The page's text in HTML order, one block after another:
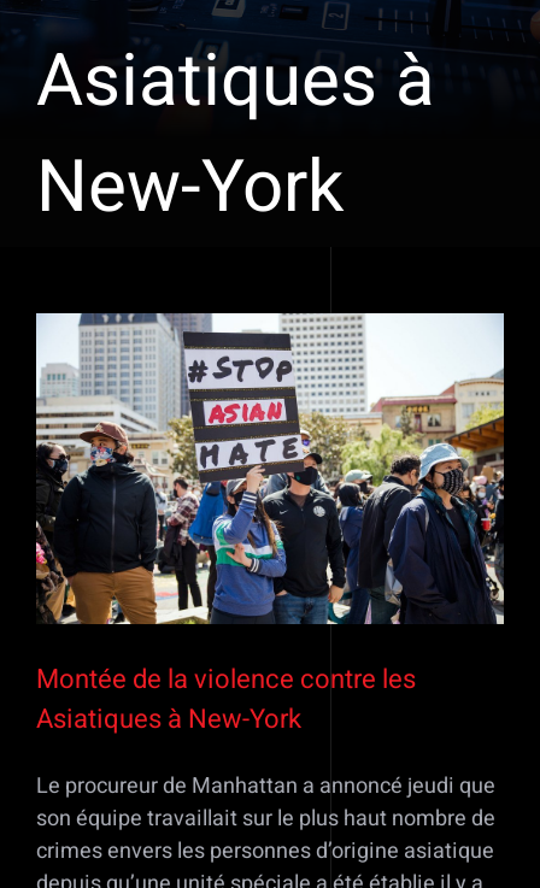
Asiatiques à
New-York
l'image
agrandie
Montée de la violence contre les
Asiatiques à New-York
Le procureur de Manhattan a annoncé jeudi que
son équipe travaillait sur le plus haut nombre de
crimes envers les personnes d’origine asiatique